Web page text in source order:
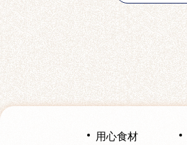
用心食材